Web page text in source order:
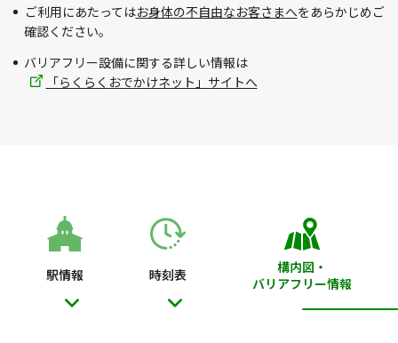
ご利用にあたってはお身体の不自由なお客さまへをあらかじめご
確認ください。
バリアフリー設備に関する詳しい情報は
「らくらくおでかけネット」サイトへ
駅情報 時刻表
構内図・
バリアフリー情報